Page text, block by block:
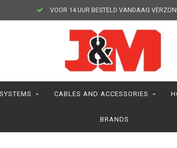
VOOR 14 UUR BESTELD VANDAAG
CABLES AND ACCESSORIES
BRANDS